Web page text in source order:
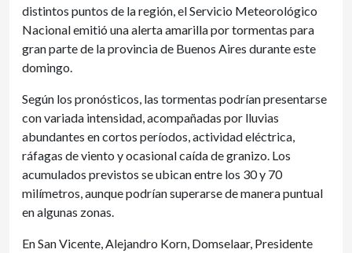
distintos puntos de la región, el Servicio Meteorológico
Nacional emitió una alerta amarilla por tormentas para
gran parte de la provincia de Buenos Aires durante este
domingo.
Según los pronósticos, las tormentas podrían presentarse
con variada intensidad, acompañadas por lluvias
abundantes en cortos períodos, actividad eléctrica,
ráfagas de viento y ocasional caída de granizo. Los
acumulados previstos se ubican entre los 30 y 70
milímetros, aunque podrían superarse de manera puntual
en algunas zonas.
En San Vicente, Alejandro Korn, Domselaar, Presidente